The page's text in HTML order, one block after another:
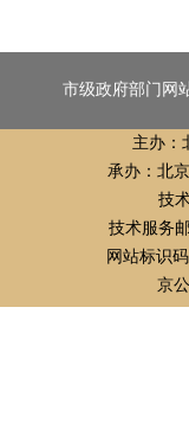
市级政府部门网
主办：
承办：北
技
技术服务
网站标识码
京